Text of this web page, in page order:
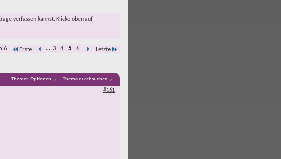
verfassen kannst. Klicke oben auf
6 Erste ... 3 4 5 6 Letzte
Themen-Optionen Thema durchsuchen
#161